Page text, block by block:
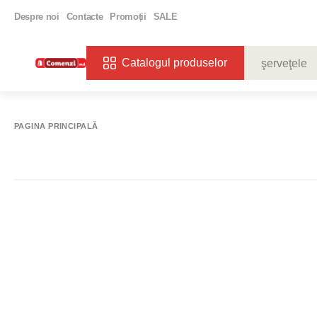
Despre noi Contacte Promoții SALE
Catalogul produselor
PAGINA PRINCIPALĂ